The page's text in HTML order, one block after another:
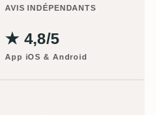
AVIS INDÉPENDANTS
★ 4,8/5
App iOS & Android